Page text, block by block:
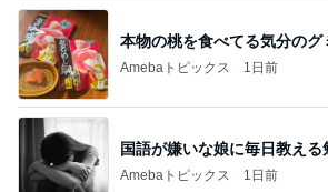
本物の桃を食べてる気分のグ
Amebaトピックス 1日前
国語が嫌いな娘に毎日教える
Amebaトピックス 1日前